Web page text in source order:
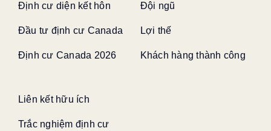
Định cư diện kết hôn
Đầu tư định cư Canada
Định cư Canada 2026
Đội ngũ
Lợi thế
Khách hàng thành công
Liên kết hữu ích
Trắc nghiệm định cư